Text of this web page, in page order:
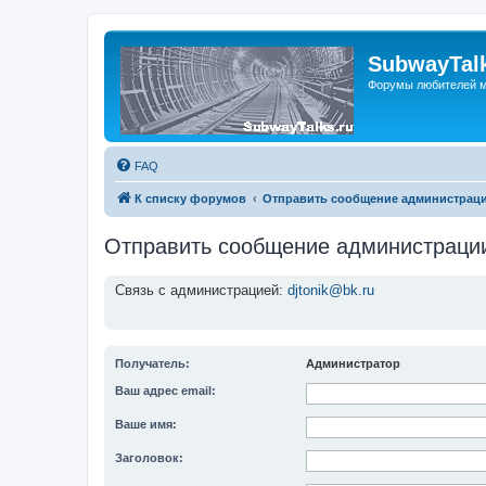
Форумы любителей
FAQ
К списку форумов Отправить сообщение
Отправить сообщение
Связь с администрацией: djtonik@bk.ru
Получатель: Администратор
Ваш адрес email:
Ваше имя:
Заголовок: